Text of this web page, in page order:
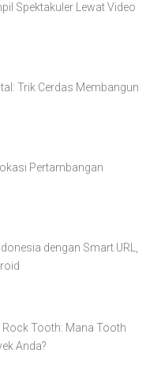
Spektakuler Lewat Video
Trik Cerdas Membangun
Pertambangan
dengan Smart URL,
Tooth: Mana Tooth
Anda?